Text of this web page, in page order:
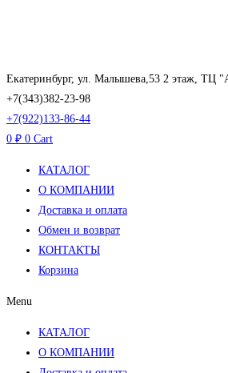
Екатеринбург, ул. Малышева,53 2 этаж, ТЦ
+7(343)382-23-98
+7(922)133-86-44
0 ₽ 0 Cart
КАТАЛОГ
О КОМПАНИИ
Доставка и оплата
Обмен и возврат
КОНТАКТЫ
Корзина
Menu
КАТАЛОГ
О КОМПАНИИ